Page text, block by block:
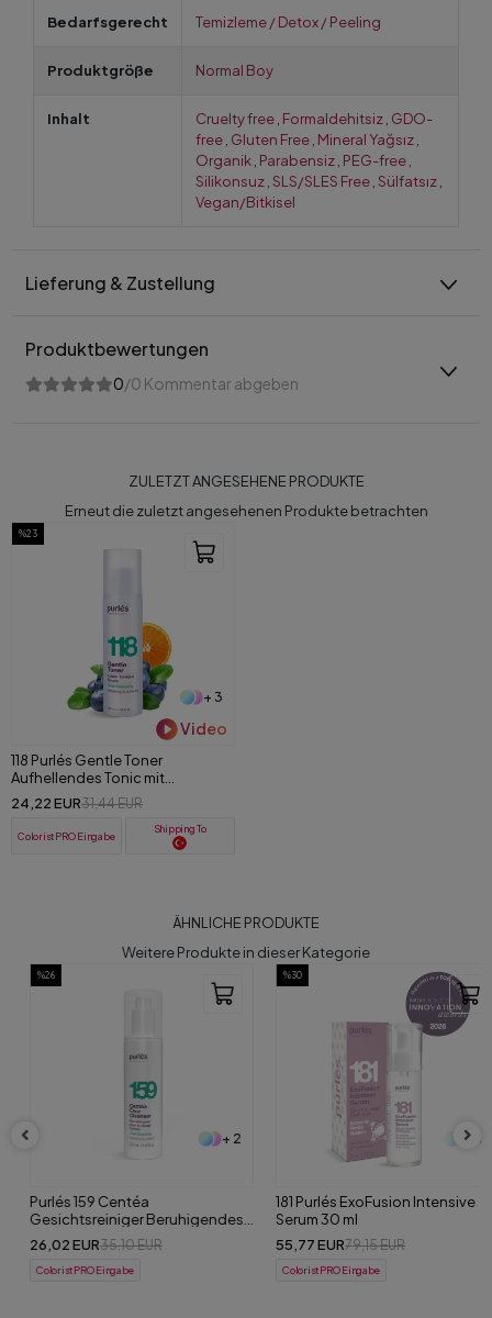
Bedarfsgerecht Temizleme / Detox / Peeling
Produktgröße Normal Boy
Inhalt Cruelty free Formaldehitsiz GDO-
free Gluten Free Mineral Yağsız
Organik Parabensiz PEG-free
Silikonsuz SLS/SLES Free Sülfatsız
Vegan/Bitkisel
Lieferung & Zustellung
Produktbewertungen
0/0 Kommentar abgeben
ZULETZT ANGESEHENE PRODUKTE
Erneut die zuletzt angesehenen Produkte betrachten
%23
+ 3
Video
118 Purlés Gentle Toner
Aufhellendes Tonic mit
natürlicher AHA für alle
Hauttypen 200 ml
24,22 EUR31,44 EUR
ColoristPRO Eingabe
Shipping To
ÄHNLICHE PRODUKTE
Weitere Produkte in dieser Kategorie
+ 2
Purlés 159 Centéa
Gesichtsreiniger Beruhigendes
Gesichts- und Make-up-
Entfernungsgel 200 ml
26,02 EUR35,10 EUR
ColoristPRO Eingabe
%30
+ 3
181 Purlés ExoFusion Intensive
Serum 30 ml
55,77 EUR79,15 EUR
ColoristPRO Eingabe